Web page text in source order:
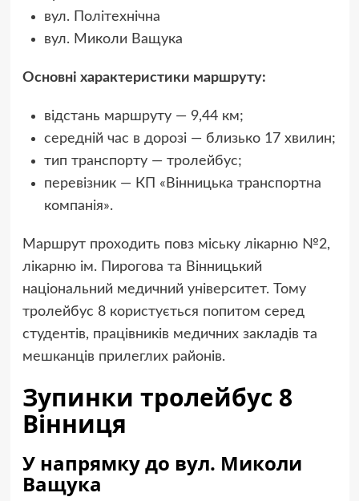
вул. Політехнічна
вул. Миколи Ващука
Основні характеристики маршруту:
відстань маршруту — 9,44 км;
середній час в дорозі — близько 17 хвилин;
тип транспорту — тролейбус;
перевізник — КП «Вінницька транспортна
компанія».
Маршрут проходить повз міську лікарню №2,
лікарню ім. Пирогова та Вінницький
національний медичний університет. Тому
тролейбус 8 користується попитом серед
студентів, працівників медичних закладів та
мешканців прилеглих районів.
Зупинки тролейбус 8
Вінниця
У напрямку до вул. Миколи
Ващука